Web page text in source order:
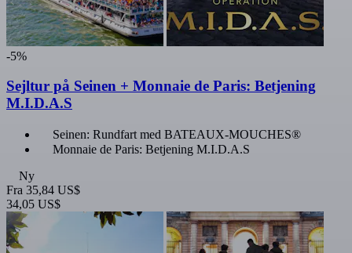
-5%
Sejltur på Seinen + Monnaie de Paris: Betjening
M.I.D.A.S
Seinen: Rundfart med BATEAUX-MOUCHES®
Monnaie de Paris: Betjening M.I.D.A.S
Ny
Fra 35,84 US$
34,05 US$